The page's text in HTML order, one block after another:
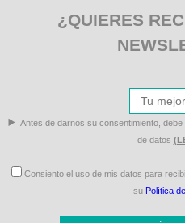
¿QUIERES
Antes de darnos su consentimiento,
de datos
Consiento el uso de mis datos para
su Política